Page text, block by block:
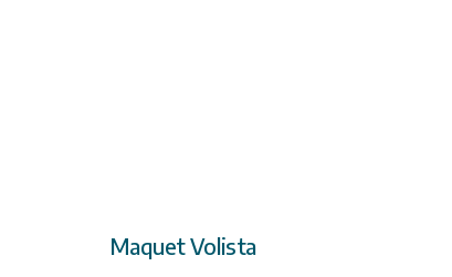
Maquet Volista